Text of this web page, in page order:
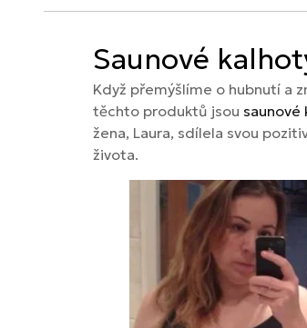
Saunové
Když přemýšlíme o hubnutí a
těchto produktů jsou saunové
žena, Laura, sdílela svou
života.